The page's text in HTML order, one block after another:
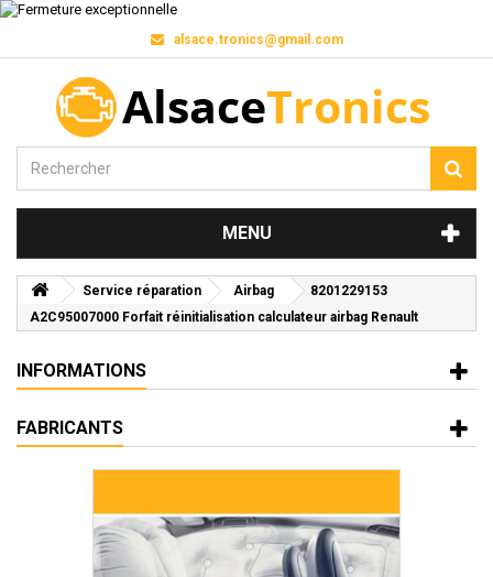
alsace.tronics@gmail.com
MENU
Service réparation Airbag
8201229153
A2C95007000 Forfait réinitialisation calculateur airbag Renault
INFORMATIONS
FABRICANTS